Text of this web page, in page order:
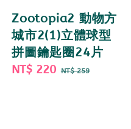
Zootopia2 動物方
城市2(1)立體球型
拼圖鑰匙圈24片
Sale
NT$ 220 Regular
NT$ 259